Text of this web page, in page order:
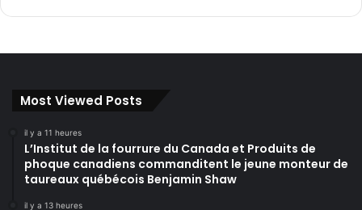
Most Viewed Posts
il y a 11 heures
L’Institut de la fourrure du Canada et Produits de
phoque canadiens commanditent le jeune monteur de
taureaux québécois Benjamin Shaw
il y a 13 heures